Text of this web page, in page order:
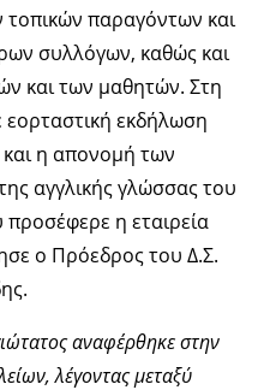
παραγόντων και
συλλόγων, καθώς και
και των μαθητών. Στη
εκδήλωση
η απονομή των
αγγλικής γλώσσας του
η εταιρεία
ο Πρόεδρος του Δ.Σ.
αναφέρθηκε στην
λέγοντας μεταξύ